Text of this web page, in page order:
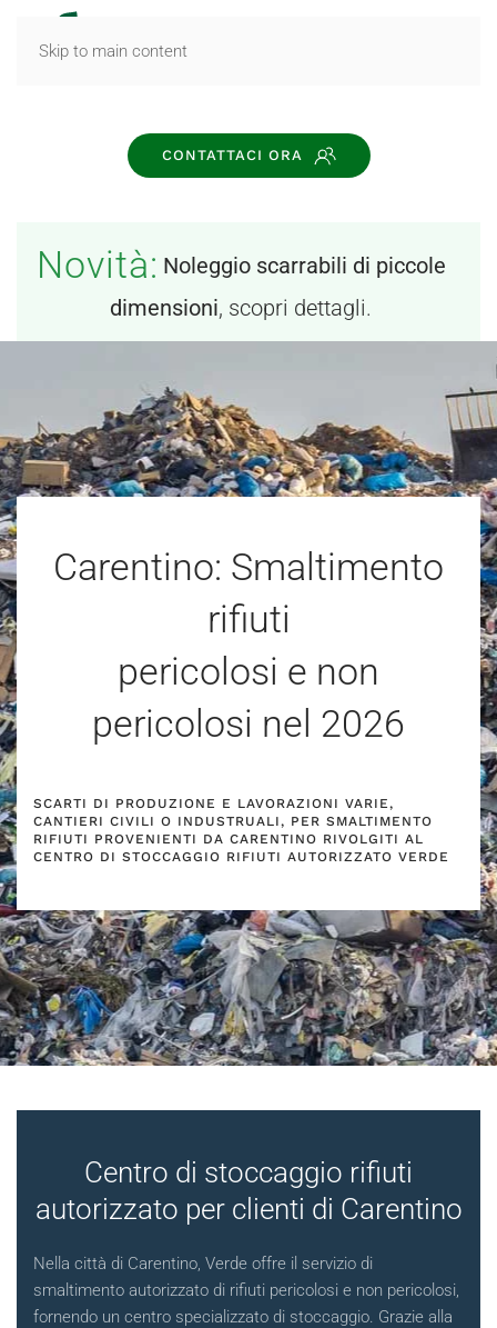
Skip to main content
CONTATTACI ORA
Novità: Noleggio scarrabili di piccole
dimensioni, scopri dettagli.
Carentino: Smaltimento
rifiuti
pericolosi e non
pericolosi nel 2026
SCARTI DI PRODUZIONE E LAVORAZIONI VARIE,
CANTIERI CIVILI O INDUSTRUALI, PER SMALTIMENTO
RIFIUTI PROVENIENTI DA CARENTINO RIVOLGITI AL
CENTRO DI STOCCAGGIO RIFIUTI AUTORIZZATO VERDE
Centro di stoccaggio rifiuti
autorizzato per clienti di Carentino
Nella città di Carentino, Verde offre il servizio di
smaltimento autorizzato di rifiuti pericolosi e non pericolosi,
fornendo un centro specializzato di stoccaggio. Grazie alla